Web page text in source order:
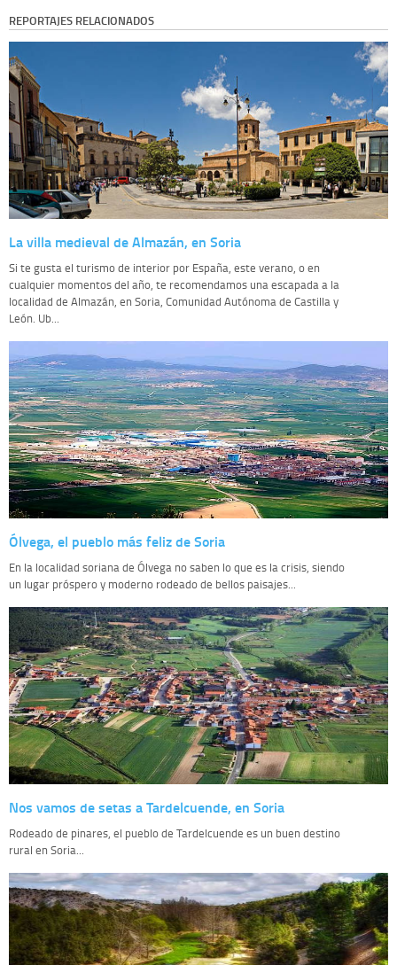
REPORTAJES RELACIONADOS
La villa medieval de Almazán, en Soria
Si te gusta el turismo de interior por España, este verano, o en
cualquier momentos del año, te recomendamos una escapada a la
localidad de Almazán, en Soria, Comunidad Autónoma de Castilla y
León. Ub...
Ólvega, el pueblo más feliz de Soria
En la localidad soriana de Ólvega no saben lo que es la crisis, siendo
un lugar próspero y moderno rodeado de bellos paisajes...
Nos vamos de setas a Tardelcuende, en Soria
Rodeado de pinares, el pueblo de Tardelcuende es un buen destino
rural en Soria...